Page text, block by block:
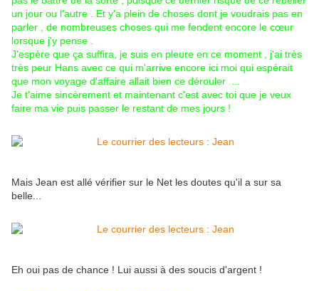
un jour ou l'autre . Et y'a plein de choses dont je voudrais pas en
parler , de nombreuses choses qui me fendent encore le cœur
lorsque j'y pense .
J'espère que ça suffira, je suis en pleure en ce moment , j'ai très
très peur Hans avec ce qui m'arrive encore ici moi qui espérait
que mon voyage d'affaire allait bien ce dérouler ...
Je t'aime sincèrement et maintenant c'est avec toi que je veux
faire ma vie puis passer le restant de mes jours !
Mais Jean est allé vérifier sur le Net les doutes qu'il a sur sa
belle...
Eh oui pas de chance ! Lui aussi à des soucis d'argent !